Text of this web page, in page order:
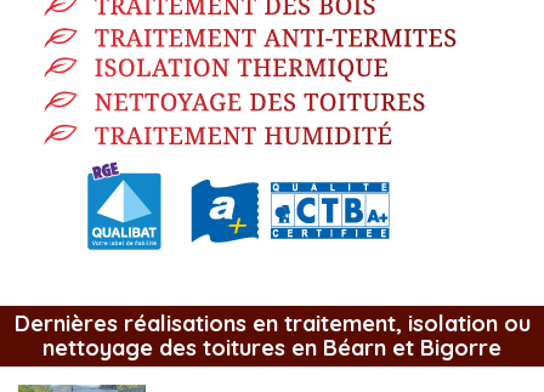
Dernières réalisations en traitement, isolation ou
nettoyage des toitures en Béarn et Bigorre